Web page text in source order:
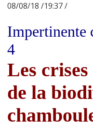
08/08/18 /19:37 /
Impertinente
4
Les
de la